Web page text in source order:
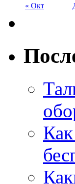
« Окт